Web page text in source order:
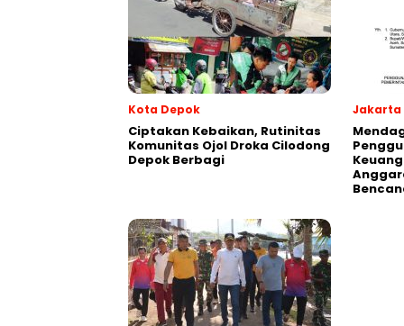
Kota Depok
Ciptakan Kebaikan, Rutinitas
Komunitas Ojol Droka Cilodong
Depok Berbagi
Jakarta